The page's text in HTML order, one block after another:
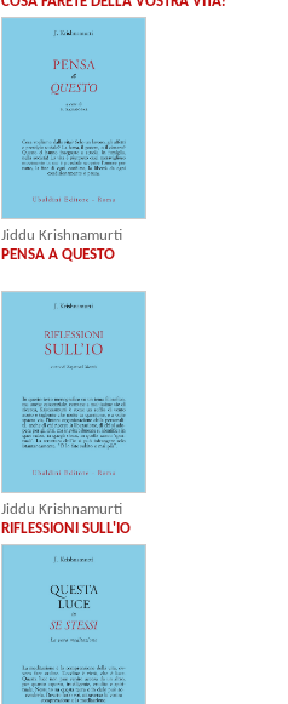
Jiddu Krishnamurti
PENSA A QUESTO
Jiddu Krishnamurti
RIFLESSIONI SULL'IO